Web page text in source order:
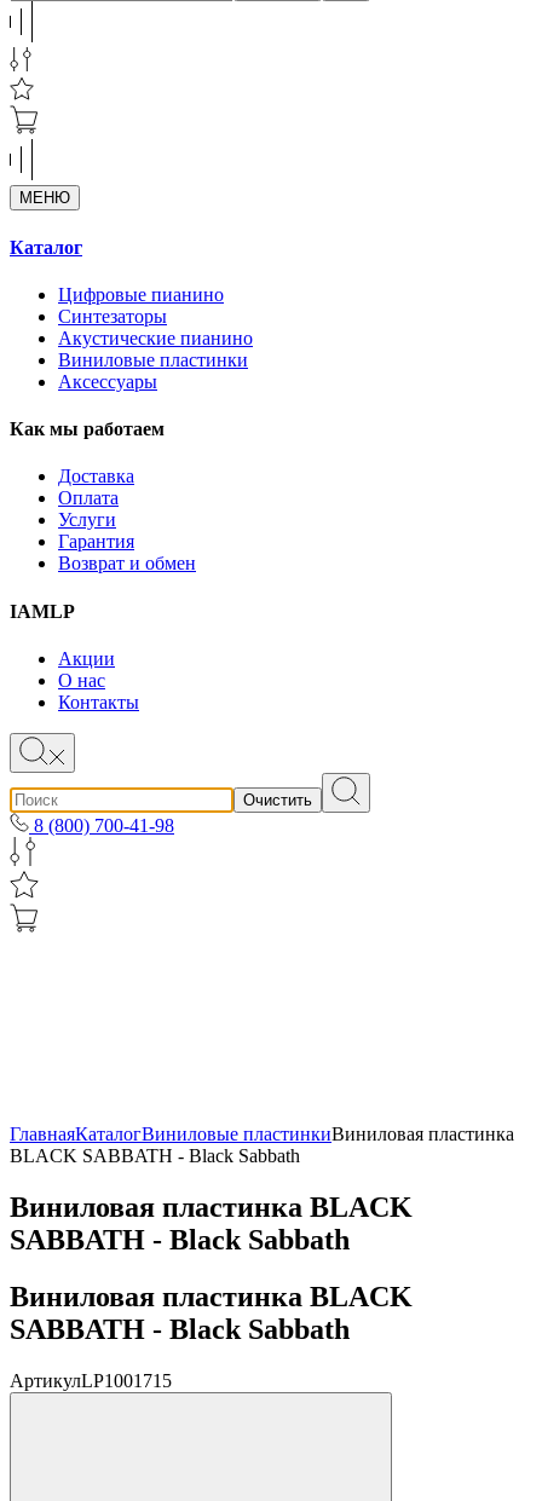
МЕНЮ
Каталог
Цифровые пианино
Синтезаторы
Акустические пианино
Виниловые пластинки
Аксессуары
Как мы работаем
Доставка
Оплата
Услуги
Гарантия
Возврат и обмен
IAMLP
Акции
О нас
Контакты
Очистить
8 (800) 700-41-98
ГлавнаяКаталогВиниловые пластинкиВиниловая пластинка
BLACK SABBATH - Black Sabbath
Виниловая пластинка BLACK
SABBATH - Black Sabbath
Виниловая пластинка BLACK
SABBATH - Black Sabbath
АртикулLP1001715